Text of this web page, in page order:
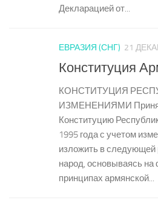
Декларацией от...
ЕВРАЗИЯ (СНГ) 21
Конституция
КОНСТИТУЦИЯ
ИЗМЕНЕНИЯМИ
Конституцию
1995 года с учетом
изложить в следующей
народ, основываясь
принципах армянской...